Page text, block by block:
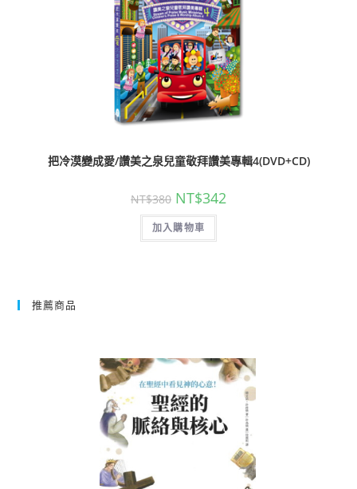
把冷漠變成愛/讚美之泉兒童敬拜讚美專輯4(DVD+CD)
NT$380 NT$342
加入購物車
推薦商品